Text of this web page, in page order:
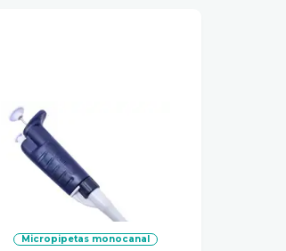
micropipetas monocanal